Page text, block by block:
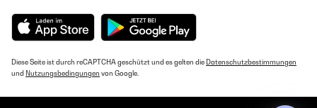
Diese Seite ist durch reCAPTCHA geschützt und es gelten die Datenschutzbestimmungen
und Nutzungsbedingungen von Google.